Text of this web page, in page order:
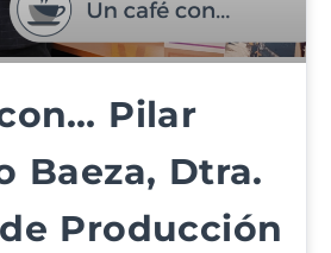
Pilar
Baeza, Dtra.
Producción